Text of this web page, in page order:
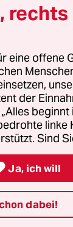
Uhr
für
hört, hört.
Kriterien für
Leute mit
So machen
ist ganz
rechts
eine offene
der
beginnt
linke
Sind
Ja, ich will
dabei!